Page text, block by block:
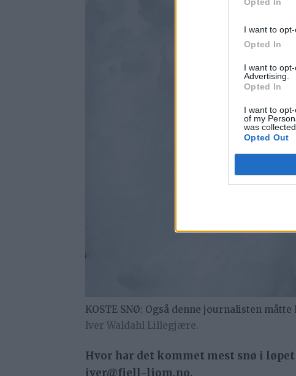
I want to
Opted In
I want to
Advertising.
Opted In
I want to
of my
was collected.
Opted Out
KOSTE SNØ: Også denne journalisten
Iver Waldahl Lillegjære.
Hvor har det kommet mest snø i